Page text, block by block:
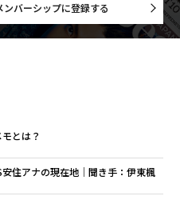
ンバーシップに登録する
とは？
安住アナの現在地│聞き手：伊東楓